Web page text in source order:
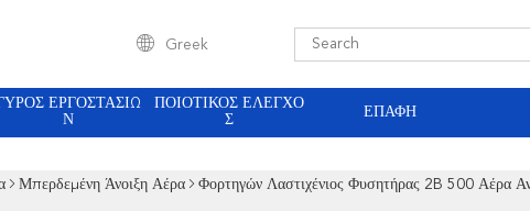
Greek
ΕΡΓΟΣΤΑΣΊΩ
Ν
ΠΟΙΟΤΙΚΌΣ ΈΛΕΓΧΟ
Σ
ΕΠΑΦΉ
Μπερδεμένη Άνοιξη Αέρα
Φορτηγών Λαστιχένιος Φυσητήρας 2B 500 Αέρα